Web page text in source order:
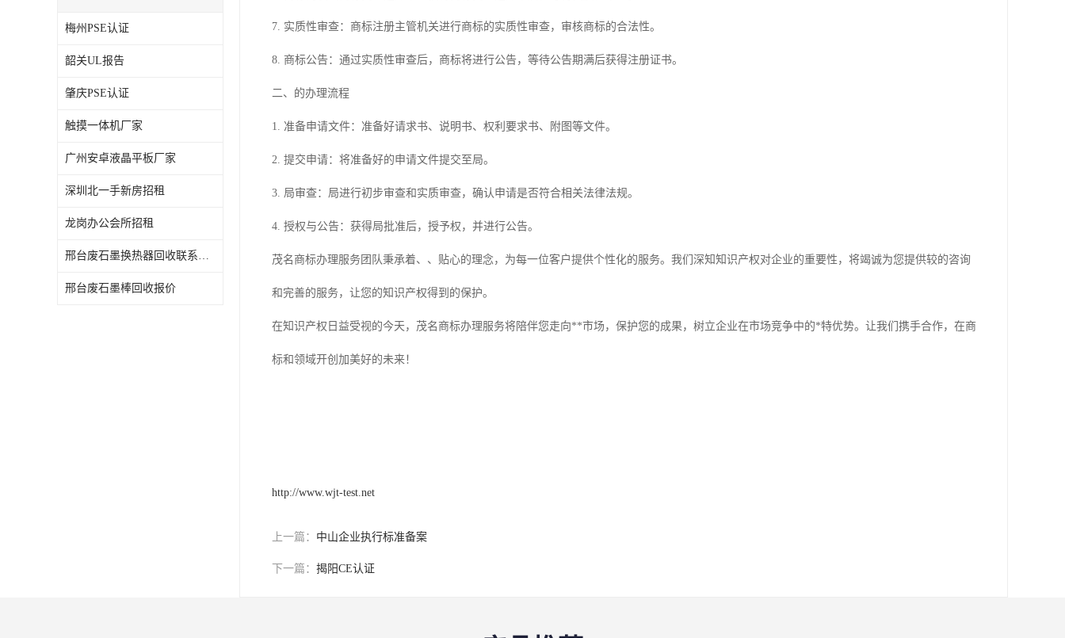
ERP检测报告和ERP注册
美国FDA食品接触材料检测
MSDS报告
美国玩具CPC认证
英国UKCA认证
航空运输鉴定报告
广东省守合同重信用,科技型中小企业证书
电池IEC62133
欧代英代美代注册
梅州PSE认证
韶关UL报告
肇庆PSE认证
触摸一体机厂家
广州安卓液晶平板厂家
深圳北一手新房招租
龙岗办公会所招租
邢台废石墨换热器回收联系方式
邢台废石墨棒回收报价
7. 实质性审查：商标注册主管机关进行商标的实质性审查，审核商标的合法性。
8. 商标公告：通过实质性审查后，商标将进行公告，等待公告期满后获得注册证书。
二、的办理流程
1. 准备申请文件：准备好请求书、说明书、权利要求书、附图等文件。
2. 提交申请：将准备好的申请文件提交至局。
3. 局审查：局进行初步审查和实质审查，确认申请是否符合相关法律法规。
4. 授权与公告：获得局批准后，授予权，并进行公告。
茂名商标办理服务团队秉承着、、贴心的理念，为每一位客户提供个性化的服务。我们深知知识产权对企业的重要性，将竭诚为您提供较的咨询
和完善的服务，让您的知识产权得到的保护。
在知识产权日益受视的今天，茂名商标办理服务将陪伴您走向**市场，保护您的成果，树立企业在市场竞争中的*特优势。让我们携手合作，在商
标和领域开创加美好的未来！
http://www.wjt-test.net
上一篇： 中山企业执行标准备案
下一篇： 揭阳CE认证